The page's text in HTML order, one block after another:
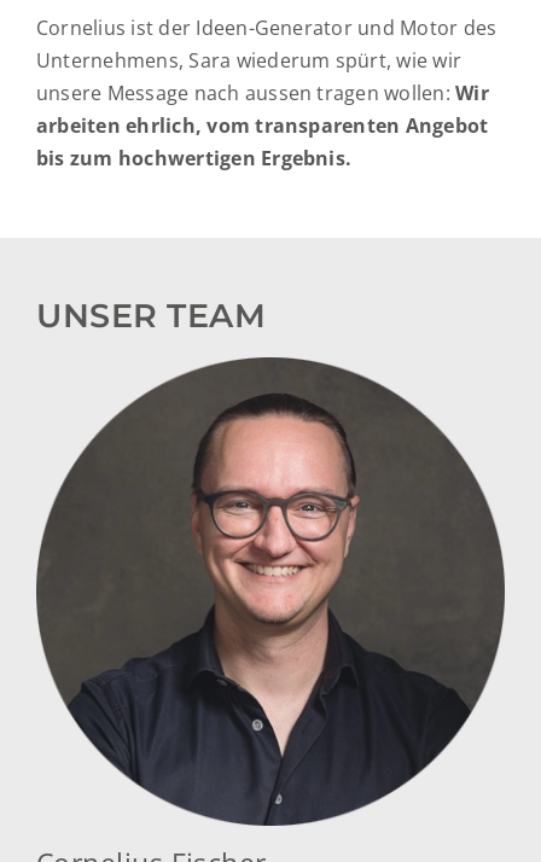
Cornelius ist der Ideen-Generator und Motor des
Unternehmens, Sara wiederum spürt, wie wir
unsere Message nach aussen tragen wollen:Wir
arbeiten ehrlich, vom transparenten Angebot
bis zum hochwertigen Ergebnis.
UNSER TEAM